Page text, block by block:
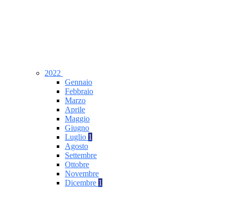
2022
Gennaio
Febbraio
Marzo
Aprile
Maggio
Giugno
Luglio 1
Agosto
Settembre
Ottobre
Novembre
Dicembre 1